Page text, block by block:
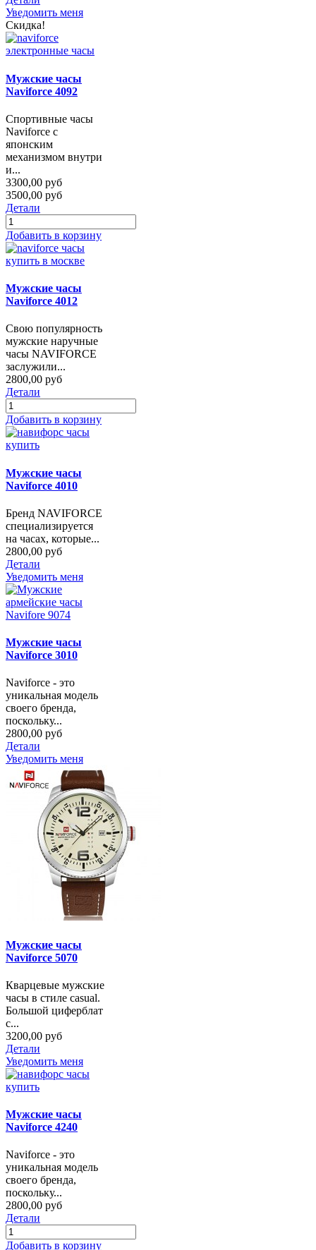
Уведомить меня
Скидка!
Мужские часы
Naviforce 4092
Спортивные часы
Naviforce с
японским
механизмом внутри
и...
3300,00 руб
3500,00 руб
Детали
Добавить в корзину
Мужские часы
Naviforce 4012
Свою популярность
мужские наручные
часы NAVIFORCE
заслужили...
2800,00 руб
Детали
Добавить в корзину
Мужские часы
Naviforce 4010
Бренд NAVIFORCE
специализируется
на часах, которые...
2800,00 руб
Детали
Уведомить меня
Мужские часы
Naviforce 3010
Naviforce - это
уникальная модель
своего бренда,
поскольку...
2800,00 руб
Детали
Уведомить меня
Мужские часы
Naviforce 5070
Кварцевые мужские
часы в стиле casual.
Большой циферблат
с...
3200,00 руб
Детали
Уведомить меня
Мужские часы
Naviforce 4240
Naviforce - это
уникальная модель
своего бренда,
поскольку...
2800,00 руб
Детали
Добавить в корзину